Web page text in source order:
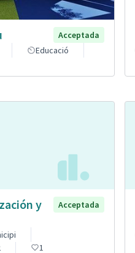
Acceptada
Educació
y
Acceptada
1